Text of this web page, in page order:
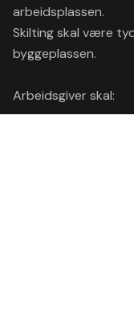
arbeidsplassen.
Skilting skal være
byggeplassen.
Arbeidsgiver skal: